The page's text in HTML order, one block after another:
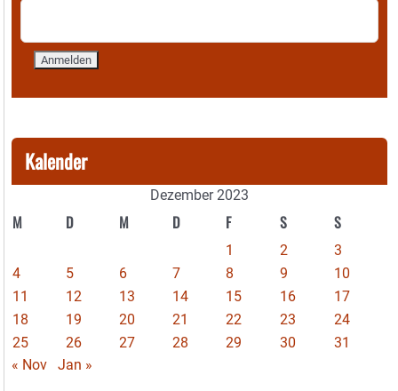
Kalender
Dezember 2023
M D M D F S S
1 2
3
4
5 6 7 8 9
10
11
12 13 14 15 16
17
18
19 20 21 22 23
24
25
26 27 28 29 30
31
« Nov
Jan »